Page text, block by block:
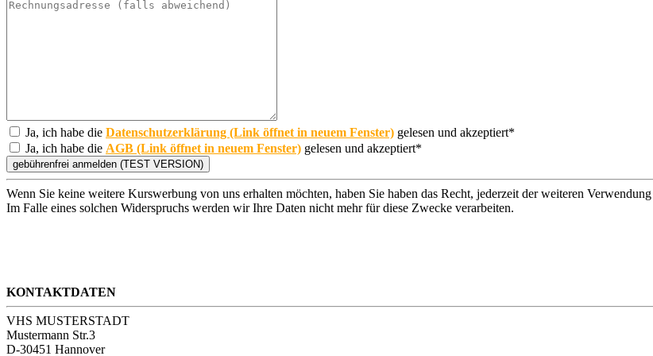
Ja, ich habe die Datenschutzerklärung (Link öffnet in neuem Fenster) gelesen und akzeptiert*
Ja, ich habe die AGB (Link öffnet in neuem Fenster) gelesen und akzeptiert*
Wenn Sie keine weitere Kurswerbung von uns erhalten möchten, haben Sie haben das Recht, jederzeit der weiteren
Im Falle eines solchen Widerspruchs werden wir Ihre Daten nicht mehr für diese Zwecke verarbeiten.
KONTAKTDATEN
VHS MUSTERSTADT
Mustermann Str.3
D-30451 Hannover